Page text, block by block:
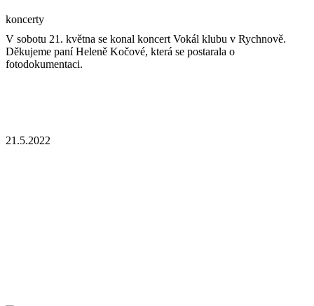
koncerty
V sobotu 21. května se konal koncert Vokál klubu v Rychnově.
Děkujeme paní Heleně Kočové, která se postarala o
fotodokumentaci.
21.5.2022